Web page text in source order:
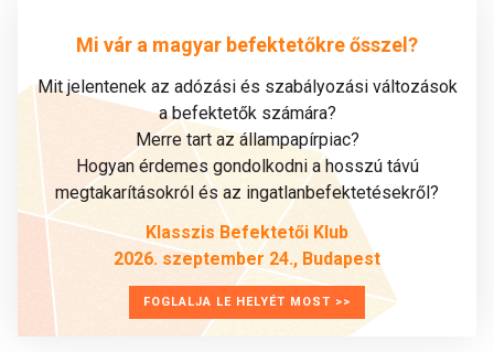
Mi vár a magyar befektetőkre ősszel?
Mit jelentenek az adózási és szabályozási változások
a befektetők számára?
Merre tart az állampapírpiac?
Hogyan érdemes gondolkodni a hosszú távú
megtakarításokról és az ingatlanbefektetésekről?
Klasszis Befektetői Klub
2026. szeptember 24., Budapest
FOGLALJA LE HELYÉT MOST >>